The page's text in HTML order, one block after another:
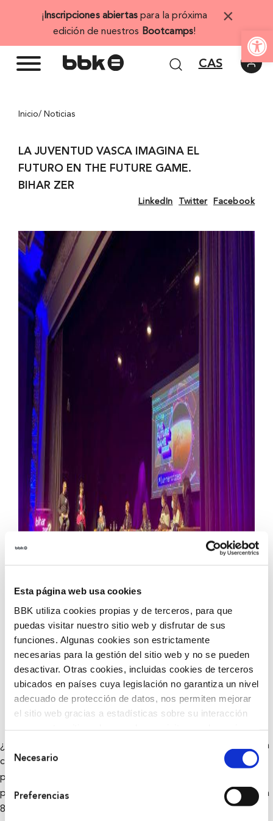
Abrir
Esta página web usa cookies
BBK utiliza cookies propias y de terceros, para que
puedas visitar nuestro sitio web y disfrutar de sus
funciones. Algunas cookies son estrictamente
necesarias para la gestión del sitio web y no se pueden
desactivar. Otras cookies, incluidas cookies de terceros
ubicados en países cuya legislación no garantiza un nivel
adecuado de protección de datos, nos permiten mejorar
el sitio web gracias a estadísticas sobre su interacción
el uso que haga del sitio web con nuestros partners de
información que les haya proporcionado o que hayan
recopilado a partir del uso que haya hecho de sus
de
consentimiento
Necesario
Preferencias
¡ Inscripciones abiertas para la próxima
edición de nuestros Bootcamps!
×
CAS
Inicio/ Noticias
LA JUVENTUD VASCA IMAGINA EL
FUTURO EN THE FUTURE GAME.
BIHAR ZER
LinkedIn Twitter Facebook
¿Cómo esperas que sea Euskal Herria en 2050? es la premisa
con la que la iniciativa `The Future Game. Bihar zer?’,
propuesta enmarcada dentro de `The Future Game’, que
puso en marcha el pasado octubre, se realizó una encuesta a
800 jóvenes vascos y vascas de entre 18 y 35 años, para